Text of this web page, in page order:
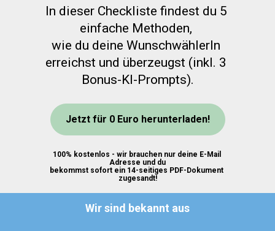
In dieser Checkliste findest du 5
einfache Methoden,
wie du deine WunschwählerIn
erreichst und überzeugst (inkl. 3
Bonus-KI-Prompts).
Jetzt für 0 Euro herunterladen!
100% kostenlos - wir brauchen nur deine E-Mail
Adresse und du
bekommst sofort ein 14-seitiges PDF-Dokument
zugesandt!
Wir sind bekannt aus